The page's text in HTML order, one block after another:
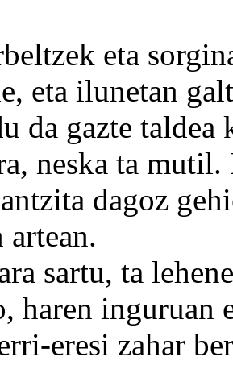
eta
eta ilunetan
gazte taldea
neska ta
dagoz
artean.
ta
haren inguruan
eresi zahar